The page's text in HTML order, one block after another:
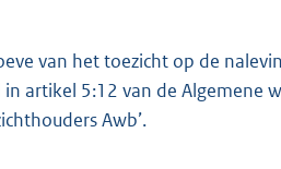
van het toezicht op de
artikel 5:12 van de Algemene
Awb’.